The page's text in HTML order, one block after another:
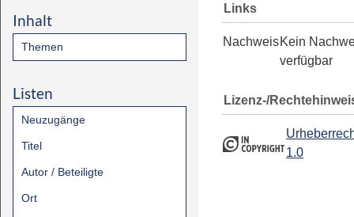
Inhalt
Themen
Listen
Neuzugänge
Titel
Autor / Beteiligte
Ort
Links
NachweisKein
verfügbar
Lizenz-/
1.0